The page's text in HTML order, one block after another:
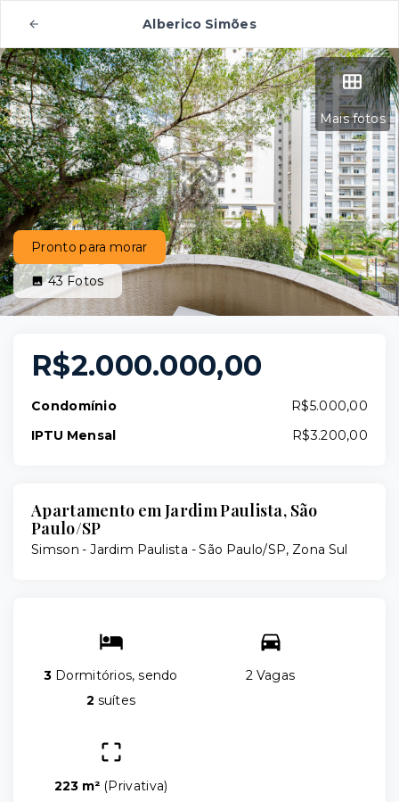
Alberico Simões
Mais fotos
Pronto para morar
43Fotos
R$2.000.000,00
Condomínio
R$5.000,00
IPTU Mensal
R$3.200,00
Apartamento em Jardim Paulista, São
Paulo/SP
Simson -Jardim Paulista - São Paulo/SP, Zona Sul
3 Dormitórios, sendo
2 suítes
2 Vagas
223 m² (Privativa)